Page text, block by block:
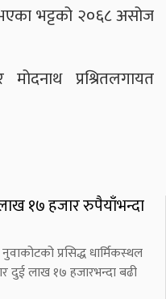
भट्टको २०६८ असोज
मोदनाथ प्रश्रितलगायत
१७ हजार रुपैयाँभन्दा
प्रसिद्ध धार्मिकस्थल
दुई लाख १७ हजारभन्दा बढी